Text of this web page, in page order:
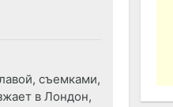
съемками,
в Лондон,